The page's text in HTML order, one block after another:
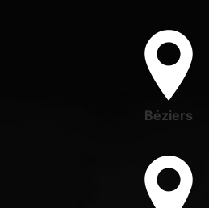
Béziers